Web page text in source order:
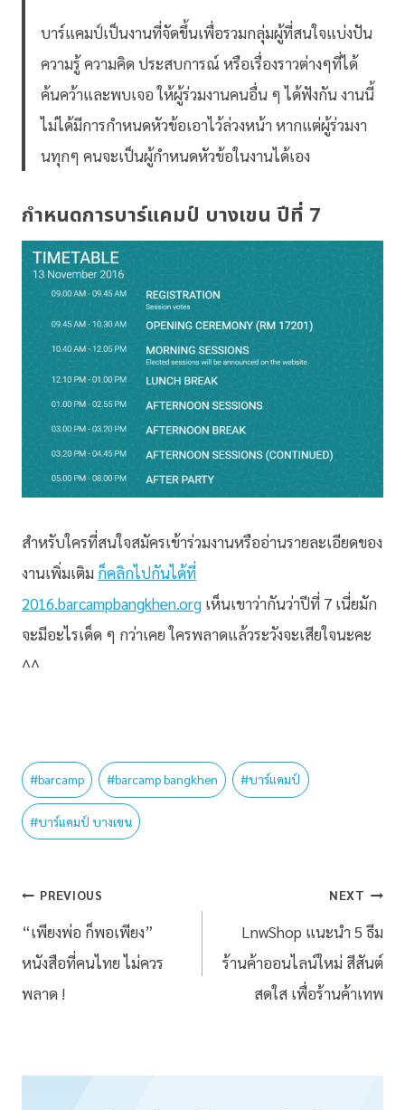
บาร์แคมป์เป็นงานที่จัดขึ้นเพื่อรวมกลุ่มผู้ที่สนใจแบ่งปัน
ความรู้ ความคิด ประสบการณ์ หรือเรื่องราวต่างๆที่ได้
ค้นคว้าและพบเจอ ให้ผู้ร่วมงานคนอื่น ๆ ได้ฟังกัน งานนี้
ไม่ได้มีการกำหนดหัวข้อเอาไว้ล่วงหน้า หากแต่ผู้ร่วมงา
นทุกๆ คนจะเป็นผู้กำหนดหัวข้อในงานได้เอง
กำหนดการบาร์แคมป์ บางเขน ปีที่ 7
สำหรับใครที่สนใจสมัครเข้าร่วมงานหรืออ่านรายละเอียดของ
งานเพิ่มเติม ก็คลิกไปกันได้ที่
2016.barcampbangkhen.org เห็นเขาว่ากันว่าปีที่ 7 เนี่ยมัก
จะมีอะไรเด็ด ๆ กว่าเคย ใครพลาดแล้วระวังจะเสียใจนะคะ
^^
#barcamp #barcamp bangkhen #บาร์แคมป์
#บาร์แคมป์ บางเขน
PREVIOUS
“เพียงพ่อ ก็พอเพียง”
หนังสือที่คนไทย ไม่ควร
พลาด !
NEXT
LnwShop แนะนำ 5 ธีม
ร้านค้าออนไลน์ใหม่ สีสันต์
สดใส เพื่อร้านค้าเทพ